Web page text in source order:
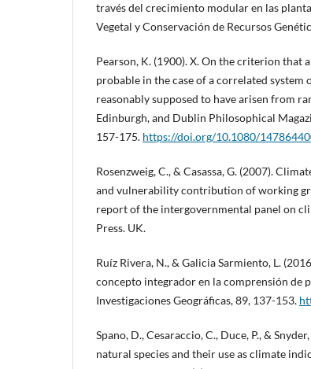
través del crecimiento modular en las
Vegetal y Conservación de Recursos
Pearson, K. (1900). X. On the criterion that
probable in the case of a correlated system
reasonably supposed to have arisen from
Edinburgh, and Dublin Philosophical
157-175. https://doi.org/10.1080/
Rosenzweig, C., & Casassa, G. (2007).
and vulnerability contribution of working
report of the intergovernmental panel on
Press. UK.
Ruíz Rivera, N., & Galicia Sarmiento, L.
concepto integrador en la comprensión de
Investigaciones Geográficas, 89, 137-153.
Spano, D., Cesaraccio, C., Duce, P., &
natural species and their use as climate